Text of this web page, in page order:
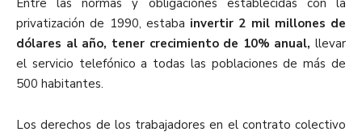
Entre las normas y obligaciones establecidas con la
privatización de 1990, estaba invertir 2 mil millones de
dólares al año, tener crecimiento de 10% anual, llevar
el servicio telefónico a todas las poblaciones de más de
500 habitantes.
Los derechos de los trabajadores en el contrato colectivo